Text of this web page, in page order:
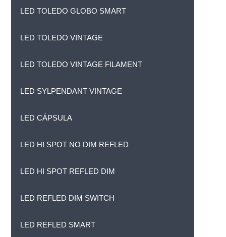
LED TOLEDO GLOBO SMART
LED TOLEDO VINTAGE
LED TOLEDO VINTAGE FILAMENT
LED SYLPENDANT VINTAGE
LED CÁPSULA
LED HI SPOT NO DIM REFLED
LED HI SPOT REFLED DIM
LED REFLED DIM SWITCH
LED REFLED SMART